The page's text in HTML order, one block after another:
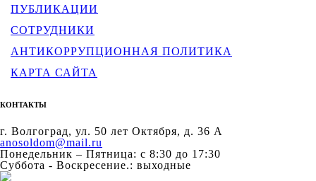
ПУБЛИКАЦИИ
СОТРУДНИКИ
АНТИКОРРУПЦИОННАЯ ПОЛИТИКА
КАРТА САЙТА
КОНТАКТЫ
г. Волгоград, ул. 50 лет Октября, д. 36 А
anosoldom@mail.ru
Понедельник – Пятница: с 8:30 до 17:30
Суббота - Воскресение.: выходные